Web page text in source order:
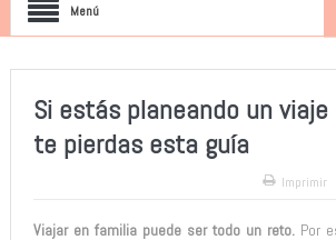
Menú
Si estás planeando un
te pierdas esta guía
Imprimir
Viajar en familia puede ser todo un reto. Por